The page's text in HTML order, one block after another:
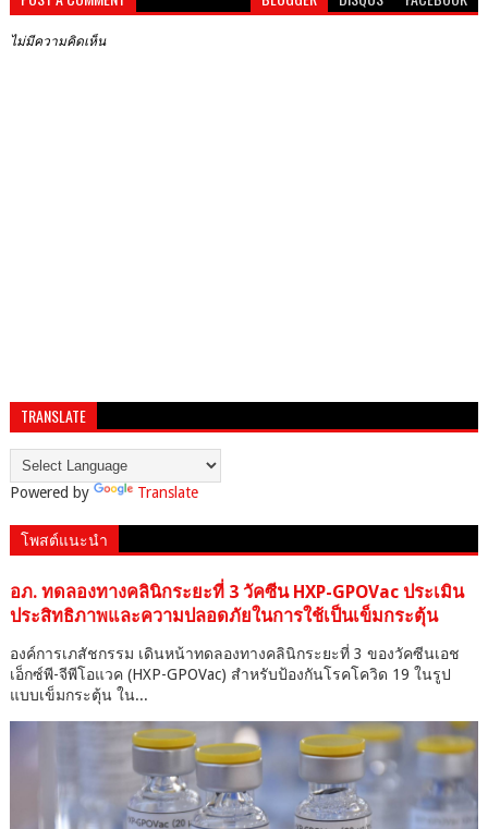
ไม่มีความคิดเห็น
TRANSLATE
Powered by Translate
โพสต์แนะนำ
อภ. ทดลองทางคลินิกระยะที่ 3 วัคซีน HXP-GPOVac ประเมิน
ประสิทธิภาพและความปลอดภัยในการใช้เป็นเข็มกระตุ้น
องค์การเภสัชกรรม เดินหน้าทดลองทางคลินิกระยะที่ 3 ของวัคซีนเอช
เอ็กซ์พี-จีพีโอแวค (HXP-GPOVac) สำหรับป้องกันโรคโควิด 19 ในรูป
แบบเข็มกระตุ้น ใน...